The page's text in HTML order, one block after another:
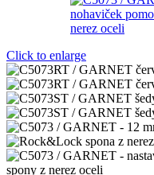
Click to enlarge